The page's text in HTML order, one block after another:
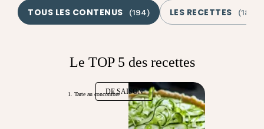
TOUS LES CONTENUS (194) LES RECETTES (184
Le TOP 5 des recettes
DE SAISON
1. Tarte au concombre